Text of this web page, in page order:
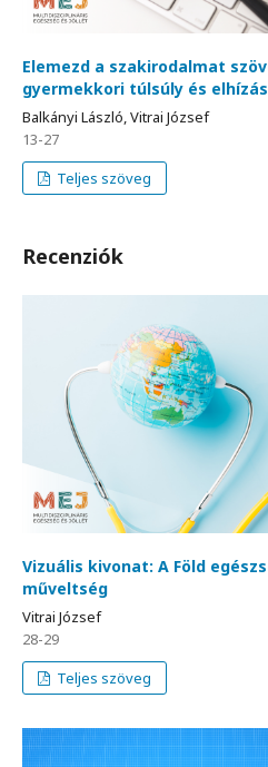
Elemezd a szakirodalmat
gyermekkori túlsúly és
Balkányi László, Vitrai József
13-27
Teljes szöveg
Recenziók
Vizuális kivonat: A Föld
műveltség
Vitrai József
28-29
Teljes szöveg